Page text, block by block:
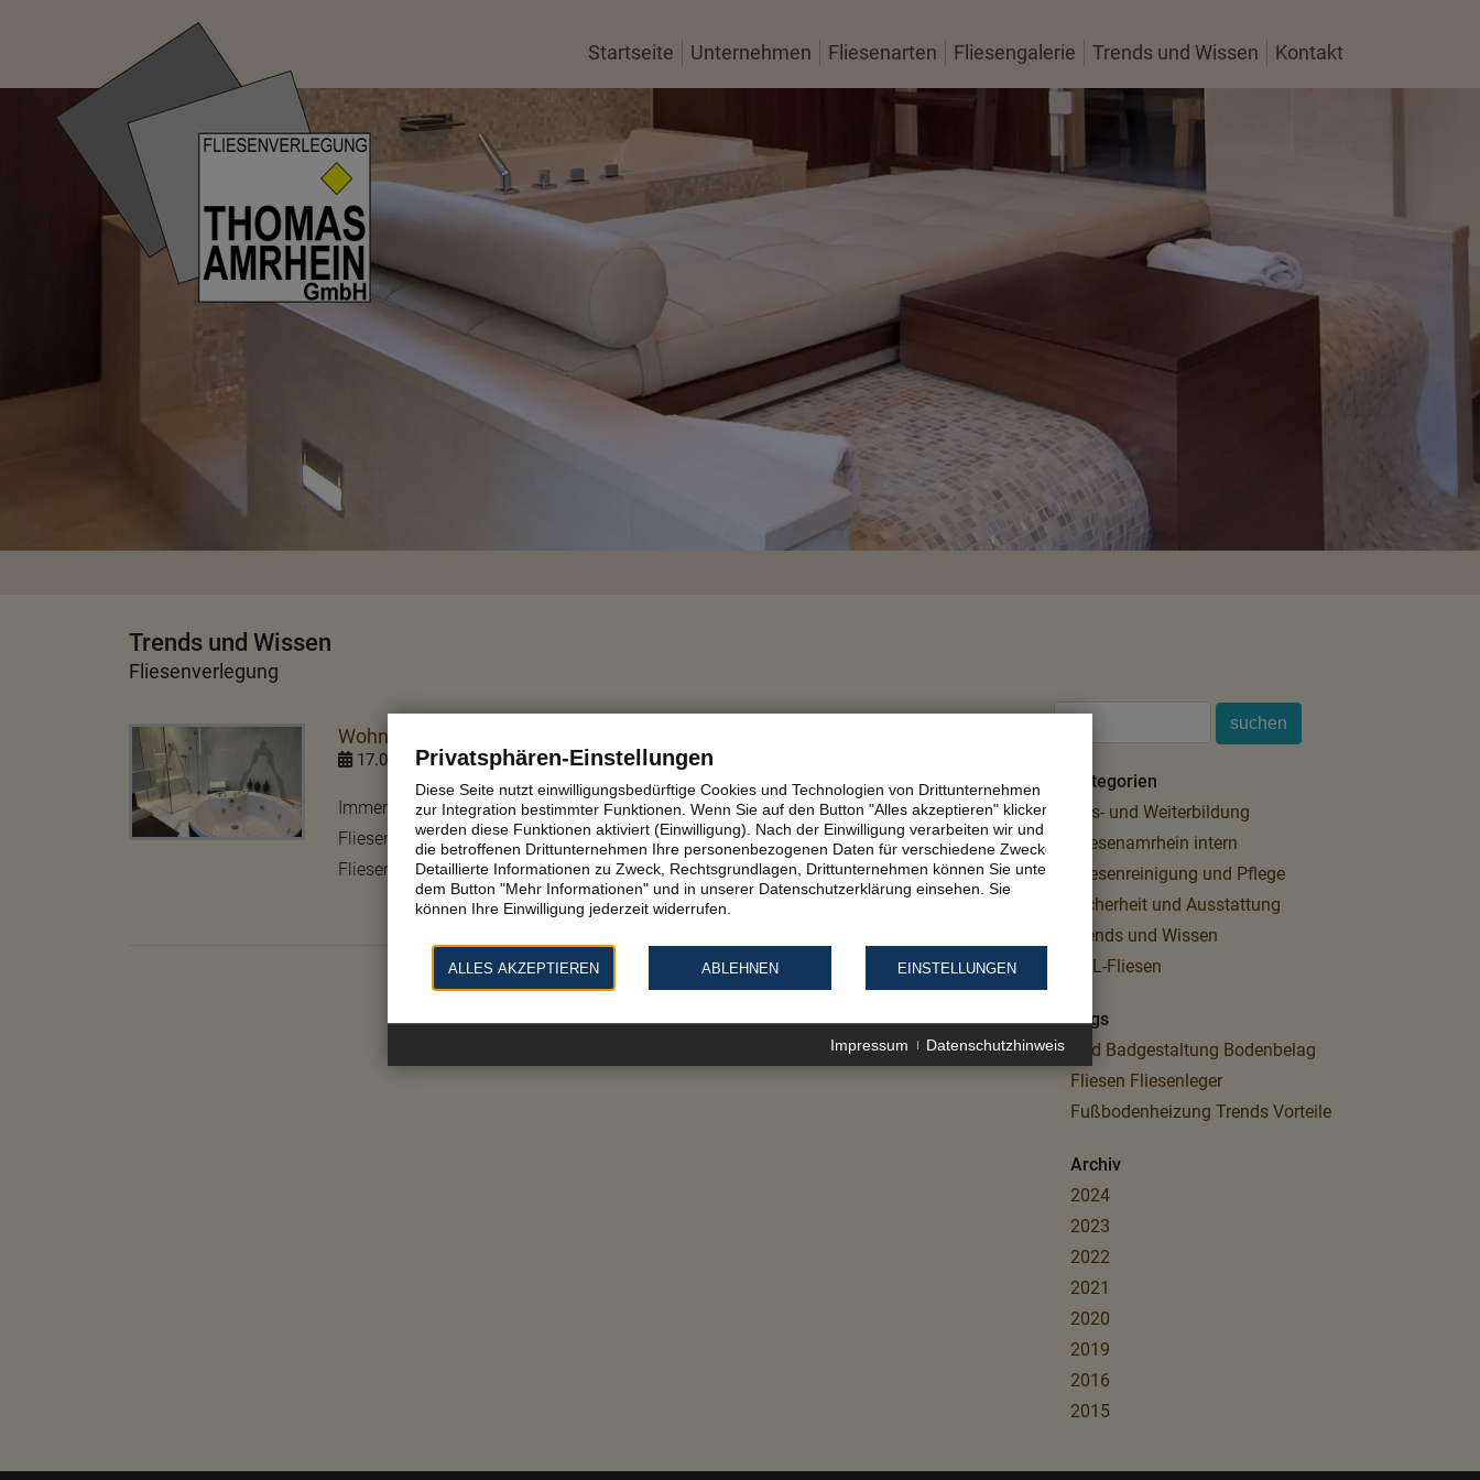
Startseite Unternehmen Fliesenarten Fliesengalerie Trends und Wissen Kontakt
Trends und Wissen
Fliesenverlegung
Wohnen und Arbeiten mit XXL - Fliesen
17.01.2019 XXL-Fliesen Großformatige Fliesen
Immer mehr Hauseigentümer und auch gewerbliche Kunden greifen bei der
Fliesenauswahl auf großformatige bzw. großflächige Fliesen im XXL-
Fliesenformat zurück. Diese Fliesenart – erhältlich...
Kategorien
Aus- und Weiterbildung
Fliesenamrhein intern
Fliesenreinigung und Pflege
Sicherheit und Ausstattung
Trends und Wissen
XXL-Fliesen
Tags
Bad Badgestaltung Bodenbelag
Fliesen Fliesenleger
Fußbodenheizung Trends Vorteile
Archiv
2024
2023
2022
2021
2020
2019
2016
2015
Privatsphären-Einstellungen
Diese Seite nutzt einwilligungsbedürftige Cookies und Technologien von Drittunternehmen
zur Integration bestimmter Funktionen. Wenn Sie auf den Button "Alles akzeptieren" klicken,
werden diese Funktionen aktiviert (Einwilligung). Nach der Einwilligung verarbeiten wir und
die betroffenen Drittunternehmen Ihre personenbezogenen Daten für verschiedene Zwecke.
Detaillierte Informationen zu Zweck, Rechtsgrundlagen, Drittunternehmen können Sie unter
dem Button "Mehr Informationen" und in unserer Datenschutzerklärung einsehen. Sie
können Ihre Einwilligung jederzeit widerrufen.
ALLES AKZEPTIEREN ABLEHNEN EINSTELLUNGEN
Impressum Datenschutzhinweis